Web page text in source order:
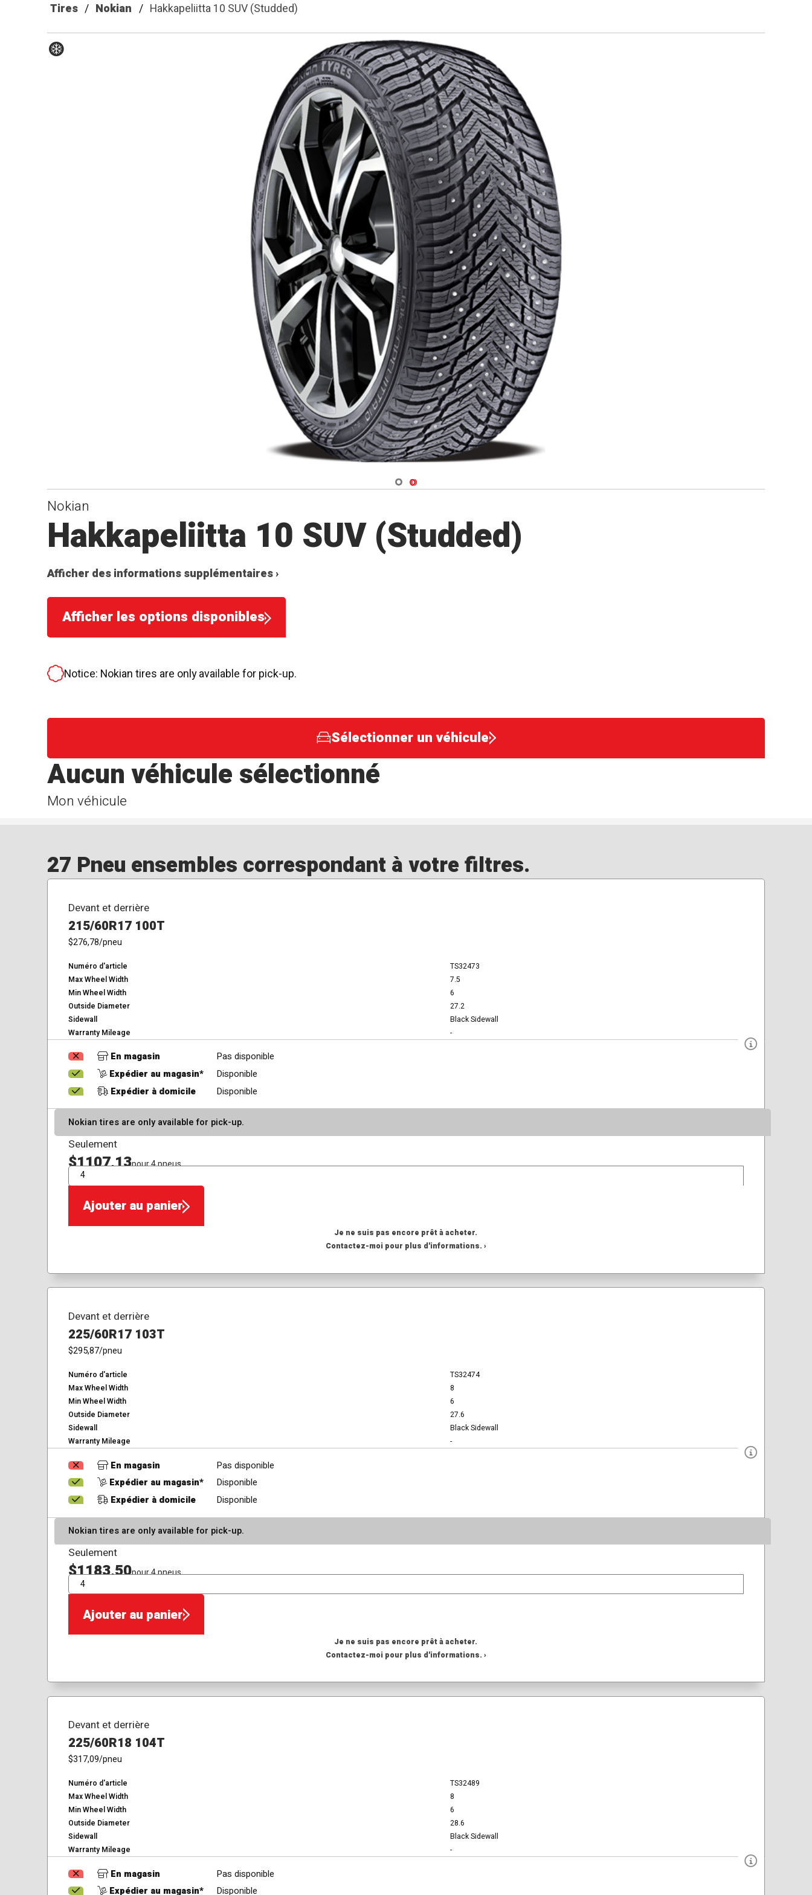
Tires Nokian Hakkapeliitta 10 SUV (Studded)
Navigate 1
Navigate 2
Nokian
Hakkapeliitta 10 SUV (Studded)
Afficher des informations supplémentaires ›
Afficher les options disponibles
Notice: Nokian tires are only available for pick-up.
Sélectionner un véhicule
Mon véhicule
Aucun véhicule sélectionné
27 Pneu ensembles correspondant à votre filtres.
Devant et derrière
215/60R17 100T
$276,78/pneu
Numéro d'article
TS32473
Max Wheel Width
7.5
Min Wheel Width
6
Outside Diameter
27.2
Sidewall
Black Sidewall
Warranty Mileage
-
En magasin
Pas disponible
Expédier au magasin*
Disponible
Expédier à domicile
Disponible
Nokian tires are only available for pick-up.
Seulement
$1107,13pour 4 pneus
QTÉ
Ajouter au panier
Je ne suis pas encore prêt à acheter.
Contactez-moi pour plus d'informations. ›
Devant et derrière
225/60R17 103T
$295,87/pneu
Numéro d'article
TS32474
Max Wheel Width
8
Min Wheel Width
6
Outside Diameter
27.6
Sidewall
Black Sidewall
Warranty Mileage
-
En magasin
Pas disponible
Expédier au magasin*
Disponible
Expédier à domicile
Disponible
Nokian tires are only available for pick-up.
Seulement
$1183,50pour 4 pneus
QTÉ
Ajouter au panier
Je ne suis pas encore prêt à acheter.
Contactez-moi pour plus d'informations. ›
Devant et derrière
225/60R18 104T
$317,09/pneu
Numéro d'article
TS32489
Max Wheel Width
8
Min Wheel Width
6
Outside Diameter
28.6
Sidewall
Black Sidewall
Warranty Mileage
-
En magasin
Pas disponible
Expédier au magasin*
Disponible